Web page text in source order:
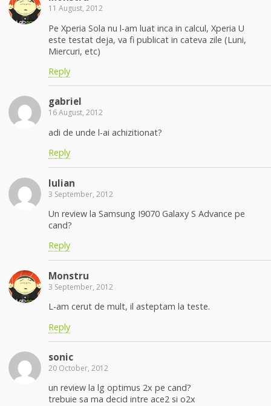
11 August, 2012
Pe Xperia Sola nu l-am luat inca in calcul, Xperia U
este testat deja, va fi publicat in cateva zile (Luni,
Miercuri, etc)
Reply
gabriel
16 August, 2012
adi de unde l-ai achizitionat?
Reply
Iulian
3 September, 2012
Un review la Samsung I9070 Galaxy S Advance pe
cand?
Reply
Monstru
3 September, 2012
L-am cerut de mult, il asteptam la teste.
Reply
sonic
20 October, 2012
un review la lg optimus 2x pe cand?
trebuie sa ma decid intre ace2 si o2x